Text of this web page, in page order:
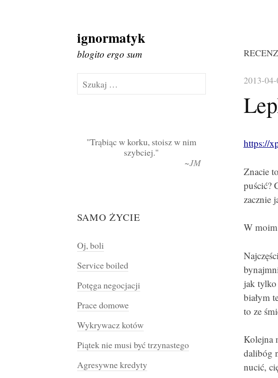
Skip
to
content
ignormatyk
blogito ergo sum
2013-
https://
Znacie
puścić?
zacznie
W
jak tylko
białym
to ze
Kolejna
dalibóg
nucić,
Szukaj:
Trąbiąc w korku, stoisz w nim
szybciej.
~JM
SAMO ŻYCIE
Oj, boli
Service boiled
Potęga negocjacji
Prace domowe
Wykrywacz kotów
Piątek nie musi być trzynastego
Agresywne kredyty